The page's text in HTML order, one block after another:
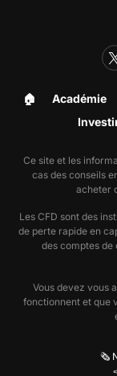
🏠︎ Académie
Ce site et les
cas des conseils
acheter
Les CFD sont des
de perte rapide en
des comptes de
Vous devez vous
fonctionnent et que
🗞️